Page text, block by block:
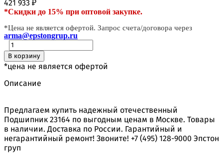
421 933 ₽
*Скидки до 15% при оптовой закупке.
*Цена не является офертой. Запрос счета/договора через
arma@epstongrup.ru
В корзину
*цена не является офертой
Описание
Предлагаем купить надежный отечественный
Подшипник 23164 по выгодным ценам в Москве. Товары
в наличии. Доставка по России. Гарантийный и
негарантийный ремонт! Звоните! +7 (495) 128-9000 Эпстон
груп